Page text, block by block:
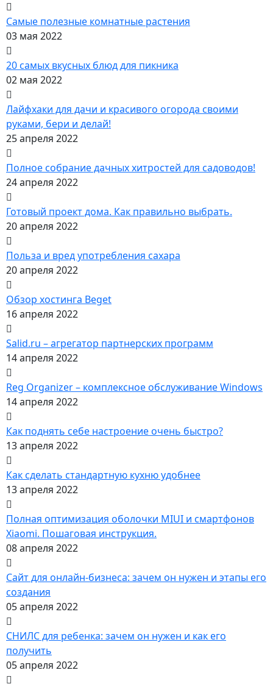
Самые полезные комнатные растения
03 мая 2022
20 самых вкусных блюд для пикника
02 мая 2022
Лайфхаки для дачи и красивого огорода своими
руками, бери и делай!
25 апреля 2022
Полное собрание дачных хитростей для садоводов!
24 апреля 2022
Готовый проект дома. Как правильно выбрать.
20 апреля 2022
Польза и вред употребления сахара
20 апреля 2022
Обзор хостинга Beget
16 апреля 2022
Salid.ru – агрегатор партнерских программ
14 апреля 2022
Reg Organizer – комплексное обслуживание Windows
14 апреля 2022
Как поднять себе настроение очень быстро?
13 апреля 2022
Как сделать стандартную кухню удобнее
13 апреля 2022
Полная оптимизация оболочки MIUI и смартфонов
Xiaomi. Пошаговая инструкция.
08 апреля 2022
Сайт для онлайн-бизнеса: зачем он нужен и этапы его
создания
05 апреля 2022
СНИЛС для ребенка: зачем он нужен и как его
получить
05 апреля 2022